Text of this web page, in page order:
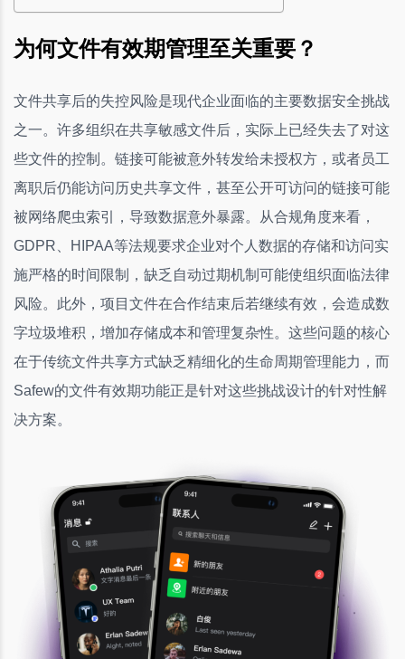
为何文件有效期管理至关重要？
文件共享后的失控风险是现代企业面临的主要数据安全挑战
之一。许多组织在共享敏感文件后，实际上已经失去了对这
些文件的控制。链接可能被意外转发给未授权方，或者员工
离职后仍能访问历史共享文件，甚至公开可访问的链接可能
被网络爬虫索引，导致数据意外暴露。从合规角度来看，
GDPR、HIPAA等法规要求企业对个人数据的存储和访问实
施严格的时间限制，缺乏自动过期机制可能使组织面临法律
风险。此外，项目文件在合作结束后若继续有效，会造成数
字垃圾堆积，增加存储成本和管理复杂性。这些问题的核心
在于传统文件共享方式缺乏精细化的生命周期管理能力，而
Safew的文件有效期功能正是针对这些挑战设计的针对性解
决方案。